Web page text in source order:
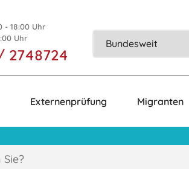
- 18:00 Uhr
Uhr
2748724
Externenprüfung Migranten